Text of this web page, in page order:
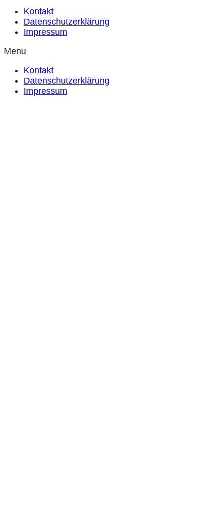
Kontakt
Datenschutzerklärung
Impressum
Menu
Kontakt
Datenschutzerklärung
Impressum